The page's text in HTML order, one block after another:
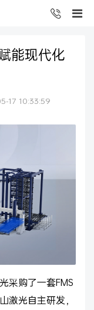
能现代化
17 10:33:59
采购了一套FMS
激光自主研发，